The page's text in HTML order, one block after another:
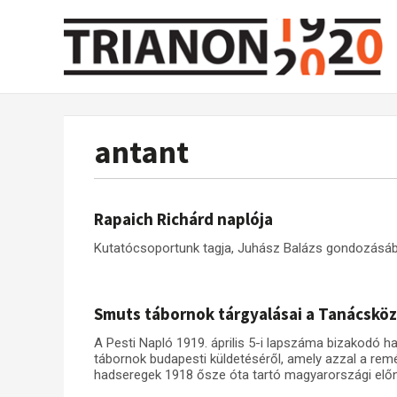
antant
Rapaich Richárd naplója
Kutatócsoportunk tagja, Juhász Balázs
Smuts tábornok tárgyalásai a
A Pesti Napló 1919. április 5-i lapszáma bizakodó
tábornok budapesti küldetéséről, amely azzal a
hadseregek 1918 ősze óta tartó magyarországi